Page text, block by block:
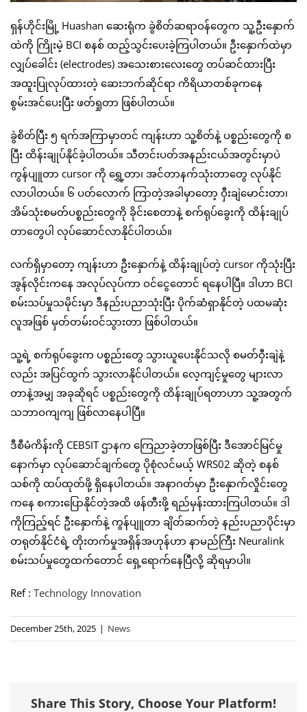
ရှန်ဟိုင်းမြို့ Huashan ဆေးရုံက ခွဲစိတ်ဆရာဝန်တွေက သူ့ဦးနှောက်
ထဲကို ကြိုးမဲ့ BCI စနစ် ထည့်သွင်းပေးခဲ့ကြပါတယ်။ ဦးနှောက်ထဲမှာ
လျှပ်ခေါင်း (electrodes) အသေးစားလေးတွေ တပ်ဆင်ထားပြီး
အထူးပြုလုပ်ထားတဲ့ ဆေးဘက်ဆိုင်ရာ ကိရိယာတစ်ခုကနေ
စွမ်းအင်ပေးပြီး ဖတ်ရှုတာ ဖြစ်ပါတယ်။
ခွဲစိတ်ပြီး ၅ ရက်အကြာမှာတင် ကျန်းဟာ သူ့စိတ်နဲ့ ပစ္စည်းတွေကို စ
ပြီး ထိန်းချုပ်နိုင်ခဲ့ပါတယ်။ သီတင်းပတ်အနည်းငယ်အတွင်းမှာပဲ
ကွန်ပျူတာ cursor ကို ရွှေ့တာ၊ အင်တာနက်သုံးတာတွေ လုပ်နိုင်
လာပါတယ်။ ၆ ပတ်လောက် ကြာတဲ့အခါမှာတော့ ဝှီးချဲမောင်းတာ၊
အိမ်သုံးစမတ်ပစ္စည်းတွေကို ခိုင်းစေတာနဲ့ စက်ရုပ်ခွေးကို ထိန်းချုပ်
တာတွေပါ လုပ်ဆောင်လာနိုင်ပါတယ်။
လက်ရှိမှာတော့ ကျန်းဟာ ဦးနှောက်နဲ့ ထိန်းချုပ်တဲ့ cursor ကိုသုံးပြီး
အွန်လိုင်းကနေ အလုပ်လုပ်ကာ ဝင်ငွေတောင် ရနေပါပြီ။ ဒါဟာ BCI
စမ်းသပ်မှုသမိုင်းမှာ ဒီနည်းပညာသုံးပြီး ပိုက်ဆံရှာနိုင်တဲ့ ပထမဆုံး
လူအဖြစ် မှတ်တမ်းဝင်သွားတာ ဖြစ်ပါတယ်။
သူ့ရဲ့ စက်ရုပ်ခွေးက ပစ္စည်းတွေ သွားယူပေးနိုင်သလို စမတ်ဝှီးချဲနဲ့
လည်း အပြင်ထွက် သွားလာနိုင်ပါတယ်။ လေ့ကျင့်မှုတွေ များလာ
တာနဲ့အမျှ အခုဆိုရင် ပစ္စည်းတွေကို ထိန်းချုပ်ရတာဟာ သူ့အတွက်
သဘာဝကျကျ ဖြစ်လာနေပါပြီ။
ဒီစီမံကိန်းကို CEBSIT ဌာနက ကြေညာခဲ့တာဖြစ်ပြီး ဒီအောင်မြင်မှု
နောက်မှာ လုပ်ဆောင်ချက်တွေ ပိုစုံလင်မယ့် WRS02 ဆိုတဲ့ စနစ်
သစ်ကို ထပ်ထုတ်ဖို့ ရှိနေပါတယ်။ အနာဂတ်မှာ ဦးနှောက်လှိုင်းတွေ
ကနေ စကားပြောနိုင်တဲ့အထိ ဖန်တီးဖို့ ရည်မှန်းထားကြပါတယ်။ ဒါ
ကိုကြည့်ရင် ဦးနှောက်နဲ့ ကွန်ပျူတာ ချိတ်ဆက်တဲ့ နည်းပညာပိုင်းမှာ
တရုတ်နိုင်ငံရဲ့ တိုးတက်မှုအရှိန်အဟုန်ဟာ နာမည်ကြီး Neuralink
စမ်းသပ်မှုတွေထက်တောင် ရှေ့ရောက်နေပြီလို့ ဆိုရမှာပါ။
Ref : Technology Innovation
December 25th, 2025 | News
Share This Story, Choose Your Platform!